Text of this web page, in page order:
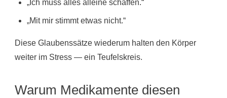
„Ich muss alles alleine schaffen.“
„Mit mir stimmt etwas nicht.“
Diese Glaubenssätze wiederum halten den Körper
weiter im Stress — ein Teufelskreis.
Warum Medikamente diesen